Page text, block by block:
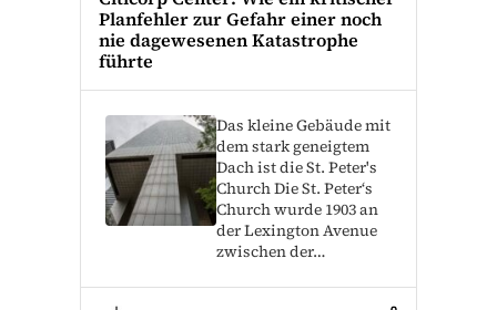
Planfehler zur Gefahr einer noch
nie dagewesenen Katastrophe
führte
Das kleine Gebäude mit
dem stark geneigtem
Dach ist die St. Peter's
Church Die St. Peter‘s
Church wurde 1903 an
der Lexington Avenue
zwischen der…